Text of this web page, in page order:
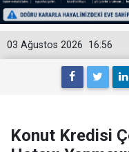
16:56
03 Ağustos 2026
Konut Kredisi